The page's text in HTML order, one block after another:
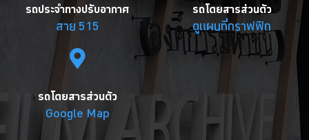
รถประจำทางปรับอากาศ
สาย 515
รถโดยสารส่วนตัว
ดูแผนที่กราฟฟิก
รถโดยสารส่วนตัว
Google Map